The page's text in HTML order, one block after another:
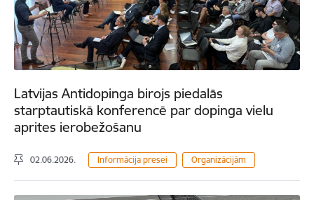
Latvijas Antidopinga birojs piedalās
starptautiskā konferencē par dopinga vielu
aprites ierobežošanu
02.06.2026. Informācija presei Organizācijām